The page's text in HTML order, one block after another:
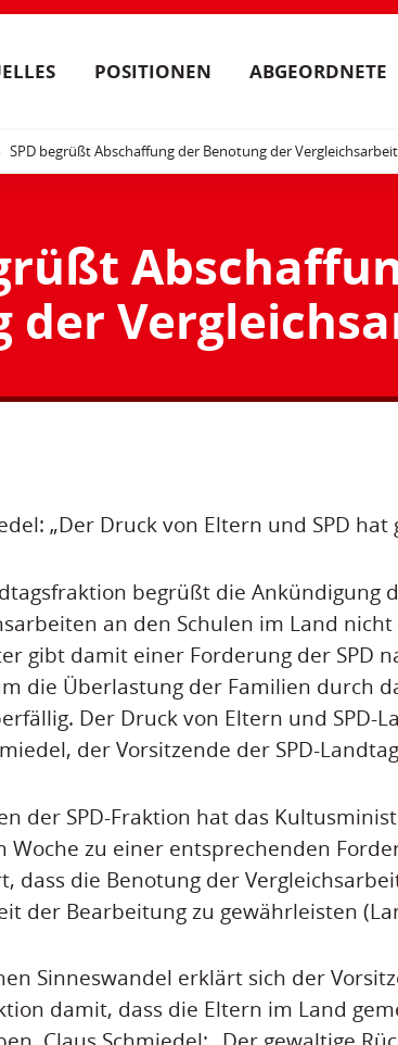
POSITIONEN ABGEORDNETE
SPD begrüßt Abschaffung der Benotung der
der
„Der Druck von Eltern und SPD hat
begrüßt die Ankündigung
an den Schulen im Land
gibt damit einer Forderung der SPD
die Überlastung der Familien durch
Der Druck von Eltern und SPD-
der Vorsitzende der SPD-
der SPD-Fraktion hat das
Woche zu einer entsprechenden
dass die Benotung der
der Bearbeitung zu gewährleisten
Sinneswandel erklärt sich der
damit, dass die Eltern im Land